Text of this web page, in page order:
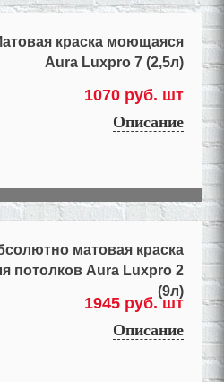
краска моющаяся
Aura Luxpro 7 (2,5л)
1070 руб. шт
Описание
матовая краска
потолков Aura Luxpro 2
(9л)
1945 руб. шт
Описание